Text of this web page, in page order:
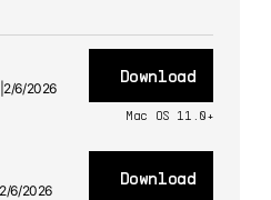
2/6/2026
Download
Mac OS 11.0+
2/6/2026
Download